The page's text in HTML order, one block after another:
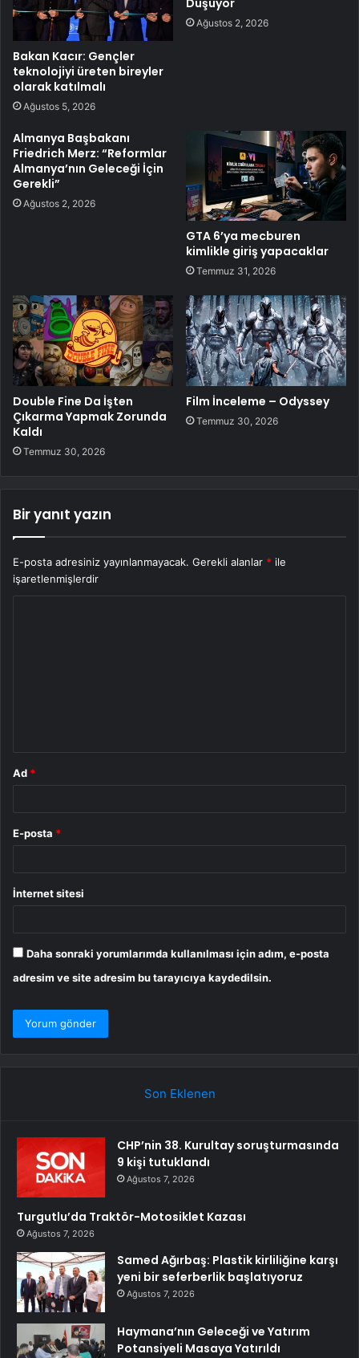
Bakan Kacır: Gençler
teknolojiyi üreten bireyler
olarak katılmalı
Ağustos 5, 2026
Ağustos 2, 2026
Almanya Başbakanı
Friedrich Merz: “Reformlar
Almanya’nın Geleceği İçin
Gerekli”
Ağustos 2, 2026
GTA 6’ya mecburen
kimlikle giriş yapacaklar
Temmuz 31, 2026
Double Fine Da İşten
Çıkarma Yapmak Zorunda
Kaldı
Temmuz 30, 2026
Film İnceleme – Odyssey
Temmuz 30, 2026
Bir yanıt yazın
E-posta adresiniz yayınlanmayacak. Gerekli alanlar * ile
işaretlenmişlerdir
Ad *
E-posta *
İnternet sitesi
Daha sonraki yorumlarımda kullanılması için adım, e-posta
adresim ve site adresim bu tarayıcıya kaydedilsin.
Son Eklenen
CHP’nin 38. Kurultay soruşturmasında
9 kişi tutuklandı
Ağustos 7, 2026
Turgutlu’da Traktör-Motosiklet Kazası
Ağustos 7, 2026
Samed Ağırbaş: Plastik kirliliğine karşı
yeni bir seferberlik başlatıyoruz
Ağustos 7, 2026
Haymana’nın Geleceği ve Yatırım
Potansiyeli Masaya Yatırıldı